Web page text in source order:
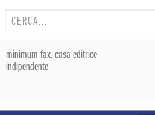
minimum fax: casa editrice
indipendente